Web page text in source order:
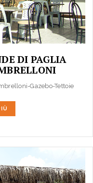
DI PAGLIA
Gazebo-Tettoie